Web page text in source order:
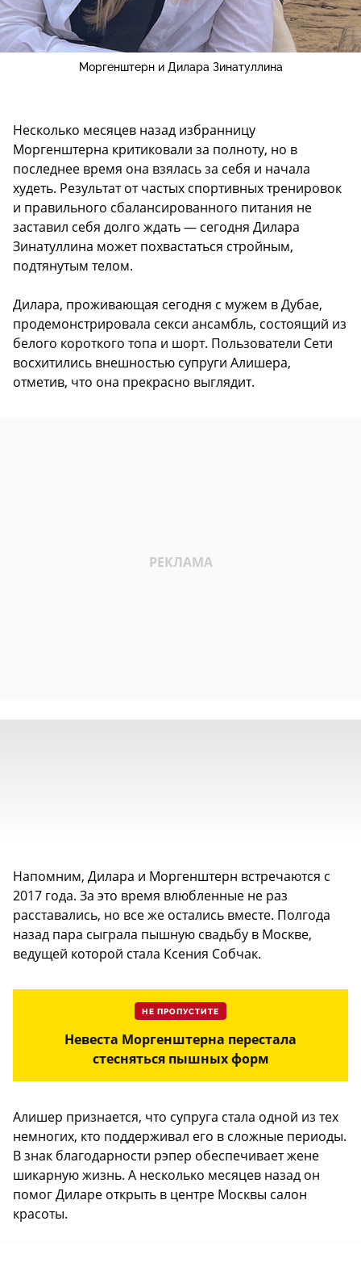
Моргенштерн и Дилара Зинатуллина
Несколько месяцев назад избранницу
Моргенштерна критиковали за полноту, но в
последнее время она взялась за себя и начала
худеть. Результат от частых спортивных тренировок
и правильного сбалансированного питания не
заставил себя долго ждать — сегодня Дилара
Зинатуллина может похвастаться стройным,
подтянутым телом.
Дилара, проживающая сегодня с мужем в Дубае,
продемонстрировала секси ансамбль, состоящий из
белого короткого топа и шорт. Пользователи Сети
восхитились внешностью супруги Алишера,
отметив, что она прекрасно выглядит.
Напомним, Дилара и Моргенштерн встречаются с
2017 года. За это время влюбленные не раз
расставались, но все же остались вместе. Полгода
назад пара сыграла пышную свадьбу в Москве,
ведущей которой стала Ксения Собчак.
НЕ ПРОПУСТИТЕ
Невеста Моргенштерна перестала
стесняться пышных форм
Алишер признается, что супруга стала одной из тех
немногих, кто поддерживал его в сложные периоды.
В знак благодарности рэпер обеспечивает жене
шикарную жизнь. А несколько месяцев назад он
помог Диларе открыть в центре Москвы салон
красоты.